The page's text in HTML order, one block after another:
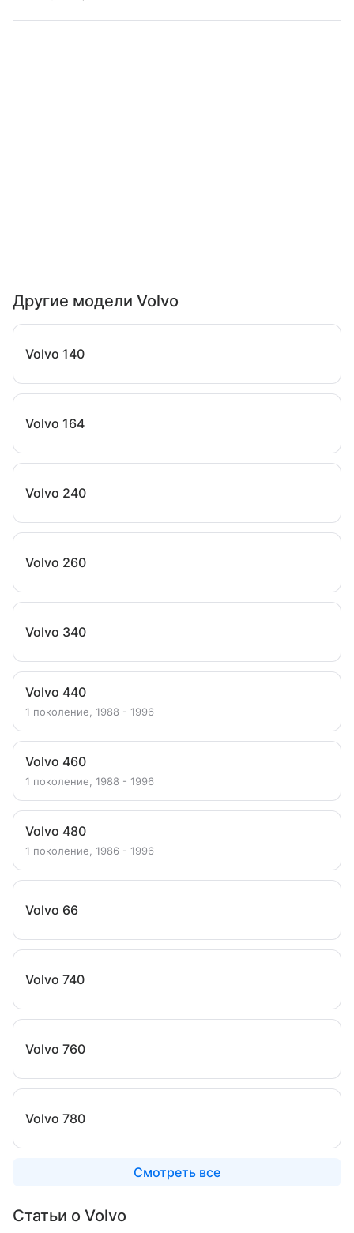
Другие модели Volvo
Volvo 140
Volvo 164
Volvo 240
Volvo 260
Volvo 340
Volvo 440
1 поколение, 1988 - 1996
Volvo 460
1 поколение, 1988 - 1996
Volvo 480
1 поколение, 1986 - 1996
Volvo 66
Volvo 740
Volvo 760
Volvo 780
Смотреть все
Статьи о Volvo